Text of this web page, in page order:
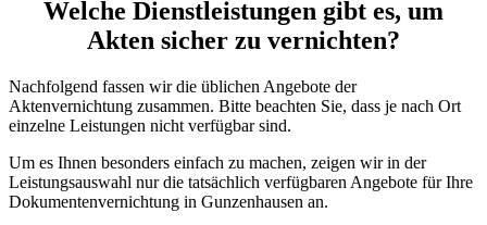
Welche Dienstleistungen gibt es, um
Akten sicher zu vernichten?
Nachfolgend fassen wir die üblichen Angebote der
Aktenvernichtung zusammen. Bitte beachten Sie, dass je nach Ort
einzelne Leistungen nicht verfügbar sind.
Um es Ihnen besonders einfach zu machen, zeigen wir in der
Leistungsauswahl nur die tatsächlich verfügbaren Angebote für Ihre
Dokumentenvernichtung in Gunzenhausen an.